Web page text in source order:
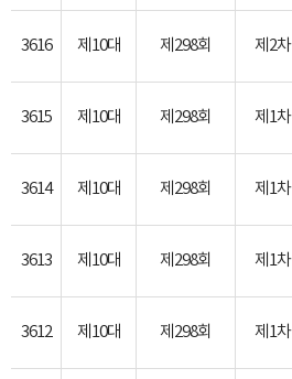
3616 제10대 제298회 제2차
3615 제10대 제298회 제1차
3614 제10대 제298회 제1차
3613 제10대 제298회 제1차
3612 제10대 제298회 제1차